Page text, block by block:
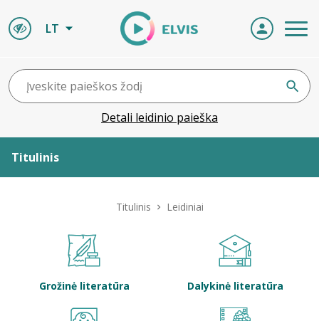
LT
Detali leidinio paieška
Titulinis
Titulinis Leidiniai
Grožinė literatūra Dalykinė literatūra